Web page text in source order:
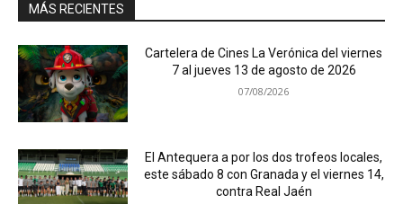
MÁS RECIENTES
Cartelera de Cines La Verónica del viernes
7 al jueves 13 de agosto de 2026
07/08/2026
El Antequera a por los dos trofeos locales,
este sábado 8 con Granada y el viernes 14,
contra Real Jaén